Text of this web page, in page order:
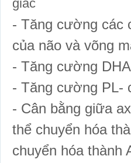
giác
- Tăng cường các
của não và võng
- Tăng cường
- Tăng cường PL-
- Cân bằng giữa
thể chuyển hóa
chuyển hóa thành